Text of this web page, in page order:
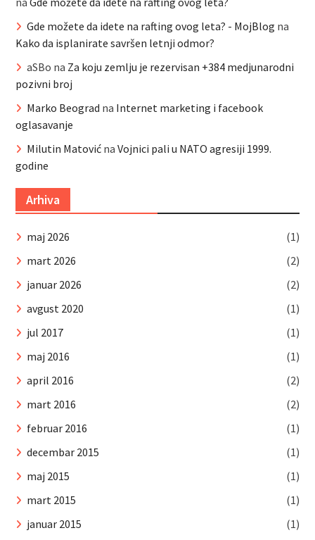
Gde možete da idete na rafting ovog leta? - MojBlog na
Kako da isplanirate savršen letnji odmor?
aSBo na Za koju zemlju je rezervisan +384 medjunarodni
pozivni broj
Marko Beograd na Internet marketing i facebook
oglasavanje
Milutin Matovićna Vojnici pali u NATO agresiji 1999.
godine
Arhiva
maj 2026
(1)
mart 2026
(2)
januar 2026
(2)
avgust 2020
(1)
jul 2017
(1)
maj 2016
(1)
april 2016
(2)
mart 2016
(2)
februar 2016
(1)
decembar 2015
(1)
maj 2015
(1)
mart 2015
(1)
januar 2015
(1)